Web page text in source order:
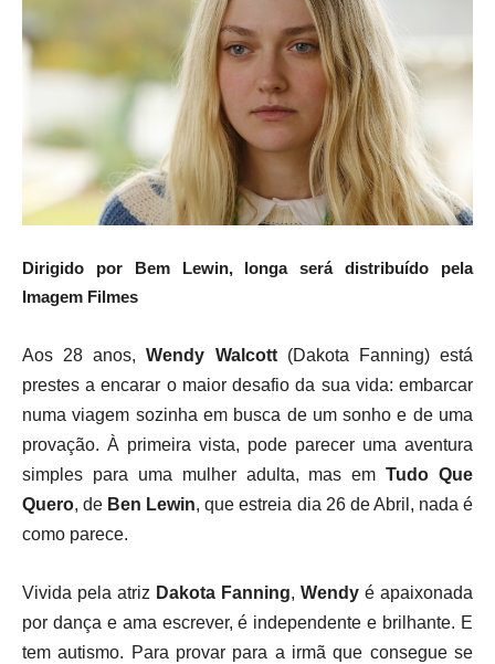
Dirigido por Bem Lewin, longa será distribuído pela
Imagem Filmes
Aos 28 anos,Wendy Walcott(Dakota Fanning) está
prestes a encarar o maior desafio da sua vida: embarcar
numa viagem sozinha em busca de um sonho e de uma
provação. À primeira vista, pode parecer uma aventura
simples para uma mulher adulta, mas emTudo Que
Quero, de Ben Lewin, que estreia dia 26 de Abril, nada é
como parece.
Vivida pela atriz Dakota Fanning, Wendy é apaixonada
por dança e ama escrever, é independente e brilhante. E
tem autismo. Para provar para a irmã que consegue se